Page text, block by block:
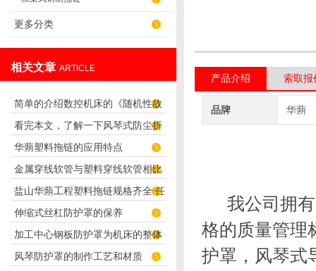
更多分类
相关文章 ARTICLE
简单的介绍数控机床的《随机性故
障》
看完本文，了解一下风琴式防尘折
布的产品特点
华蒴塑料拖链的应用特点
金属穿线软管与塑料穿线软管相比
谁应用更广泛？
盐山华蒴工程塑料拖链规格齐全 任
君选择！
伸缩式丝杠防护罩的保养
加工中心钢板防护罩为机床的整体
造型增添了无限色彩
风琴防护罩的制作工艺和材质
产品介绍 索取报
品牌 华蒴
我公司拥有
格的质量管理
护罩，风琴式